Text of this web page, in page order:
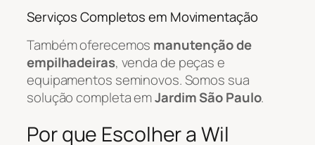
Serviços Completos em Movimentação
Também oferecemos manutenção de
empilhadeiras, venda de peças e
equipamentos seminovos. Somos sua
solução completa emJardim São Paulo.
Por que Escolher a Wil